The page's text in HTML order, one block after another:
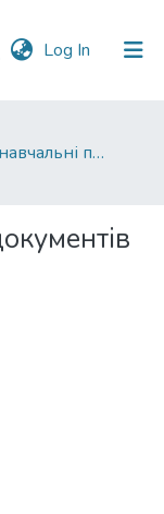
Log In (current)
Підручники, навчальні посібники та інші науково- та навчально-методичні праці ФПСР (Соціальна робота)